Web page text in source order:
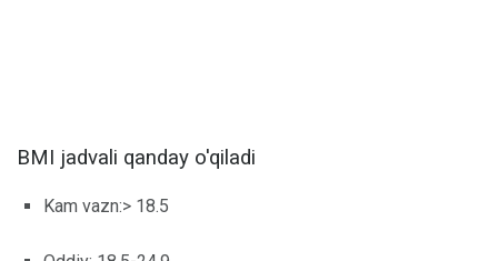
BMI jadvali qanday o'qiladi
Kam vazn:> 18.5